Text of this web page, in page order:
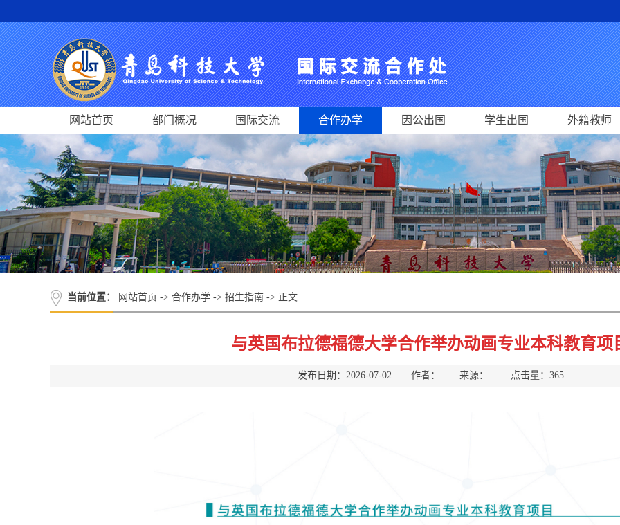
网站首页 部门概况 国际交流 合作办学 因公出国 学生出国 外籍教师
当前位置： 网站首页 -> 合作办学 -> 招生指南 -> 正文
与英国布拉德福德大学合作举办动画专业本科教育项
发布日期：2026-07-02 作者： 来源： 点击量： 365